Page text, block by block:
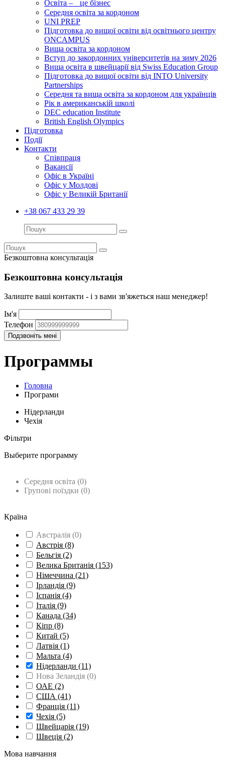
Освіта – це бізнес
Середня освіта за кордоном
UNI PREP
Підготовка до вищої освіти від освітнього центру
ONCAMPUS
Вища освіта за кордоном
Вступ до закордонних університетів на зиму 2026
Вища освіта в швейцарії від Swiss Education Group
Підготовка до вищої освіти від INTO University
Partnerships
Середня та вища освіта за кордоном для українців
Рік в американській школі
DEC education Institute
British English Olympics
Підготовка
Події
Контакти
Співпраця
Вакансії
Офіс в Україні
Офіс у Молдові
Офіс у Великій Британії
+38 067 433 29 39
Безкоштовна консультація
Безкоштовна консультація
Залиште ваші контакти - і з вами зв'яжеться наш менеджер!
Ім'я
Телефон
Программы
Головна
Програми
Нідерланди
Чехія
Фільтри
Выберите программу
Середня освіта (0)
Групові поїздки (0)
Країна
Австралія (0)
Австрія (8)
Бельгія (2)
Велика Британія (153)
Німеччина (21)
Ірландія (9)
Іспанія (4)
Італія (9)
Канада (34)
Кіпр (8)
Китай (5)
Латвія (1)
Мальта (4)
Нідерланди (11)
Нова Зеландія (0)
ОАЕ (2)
США (41)
Франція (11)
Чехія (5)
Швейцарія (19)
Швеція (2)
Мова навчання